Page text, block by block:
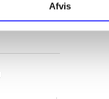
Afvis